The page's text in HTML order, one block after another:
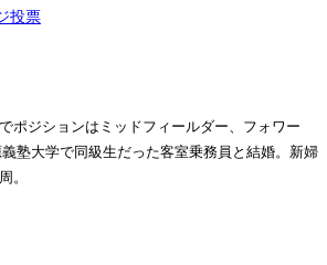
投票
ポジションはミッドフィールダー、フォワー
塾大学で同級生だった客室乗務員と結婚。新婦
。